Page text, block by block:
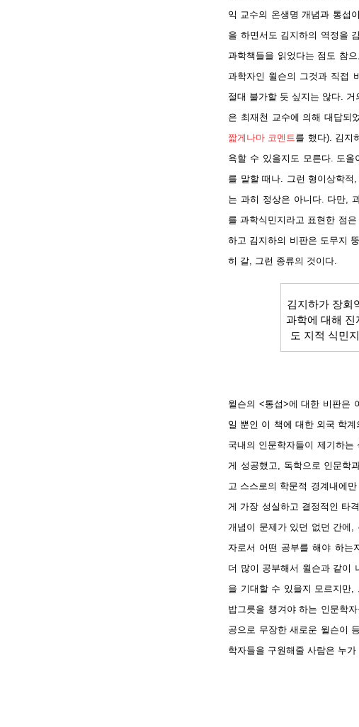
익 교수의 온생명 개념과 통섭
을 하면서도 김지하의 역정을
과학책들을 읽었다는 점도 참
과학자인 윌슨의 그것과 직접
절대 불가할 듯 싶지는 않다.
은 최재천 교수에 의해 대답되
짧게나마 코멘트 를 했다). 김지
욕할 수 있을지도 모른다. 도
를 말할 때나. 그런 형이상학적
는 과히 정상은 아니다. 다만,
를 과학식민지라고 표현한 점
하고 김지하의 비판은 도무지
히 갈, 그런 종류의 것이다.
김지하가 장회
과학에 대해 진
도 지적 식민
윌슨의 <통섭>에 대한 비판은
일 뿐인 이 책에 대한 외국 학
국내의 인문학자들이 제기하는
게 성공했고, 독학으로 인문학
고 스스로의 학문적 경계내에
게 가장 성실하고 결정적인 타
개념이 문제가 있던 없던 간에
자로서 어떤 공부를 해야 하는
더 많이 공부해서 윌슨과 같이
을 기대할 수 있을지 모르지만,
밥그릇을 챙겨야 하는 인문학
공으로 무장한 새로운 윌슨이
학자들을 구원해줄 사람은 누